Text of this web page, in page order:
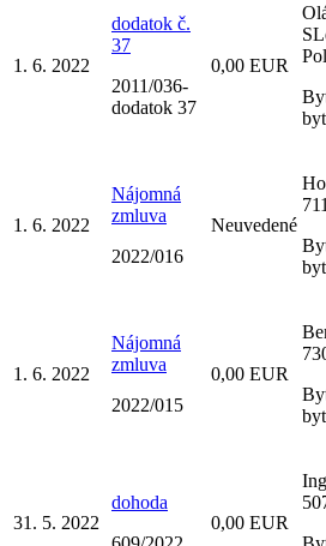
1. 6. 2022
dodatok č.
37
2011/036-
dodatok 37
0,00 EUR
1. 6. 2022
Nájomná
zmluva
2022/016
Neuvedené
1. 6. 2022
Nájomná
zmluva
2022/015
0,00 EUR
31. 5. 2022
dohoda
0,00 EUR